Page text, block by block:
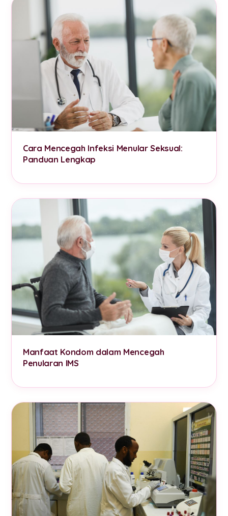
Cara Mencegah Infeksi Menular Seksual:
Panduan Lengkap
Manfaat Kondom dalam Mencegah
Penularan IMS